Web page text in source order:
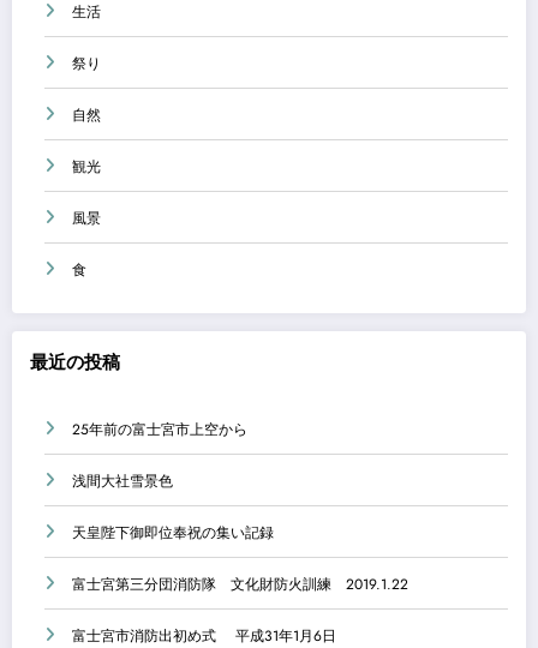
生活
祭り
自然
観光
風景
食
最近の投稿
25年前の富士宮市上空から
浅間大社雪景色
天皇陛下御即位奉祝の集い記録
富士宮第三分団消防隊 文化財防火訓練 2019.1.22
富士宮市消防出初め式 平成31年1月6日